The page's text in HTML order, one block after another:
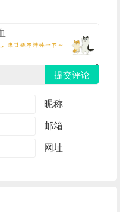
提交评论
昵称
邮箱
网址